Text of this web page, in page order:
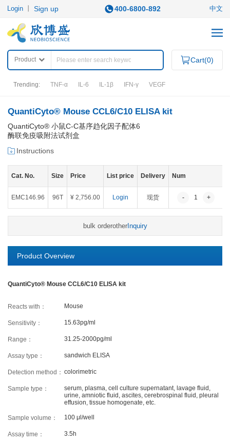
Login 丨Sign up 400-6800-892 中文
Product Cart(0)
Trending: TNF-α IL-6 IL-1β IFN-γ VEGF
PRODUCTS
ELISA KITS
QuantiCyto®ELISA
QuantiCyto®ELISA (High Sensitivity)
QuikCyto®ELISA(Quick Test)
APOPTOSIS ASSAY KITS
IHC KITS
SECONDARY ANTIBODIES
OTHER REAGENTS
RESEARCH AREAS
Developmental Biology
SERVICES
ELISA Development
Luminex Multiplex Detection Services
Citations
QuantiCyto® Mouse CCL6/C10 ELISA kit
QuantiCyto® 小鼠C-C基序趋化因子配体6
酶联免疫吸附法试剂盒
Instructions
Cat. No. Size Price List price Delivery Num
EMC146.96 96T ¥ 2,756.00 Login 现货 - 1 +
bulk orderotherInquiry
Product Overview
QuantiCyto® Mouse CCL6/C10 ELISA kit
Reacts with： Mouse
Sensitivity： 15.63pg/ml
Range： 31.25-2000pg/ml
Assay type： sandwich ELISA
Detection method： colorimetric
Sample type：
serum, plasma, cell culture supernatant, lavage fluid,
urine, amniotic fluid, ascites, cerebrospinal fluid, pleural
effusion, tissue homogenate, etc.
Sample volume： 100 μl/well
Assay time： 3.5h